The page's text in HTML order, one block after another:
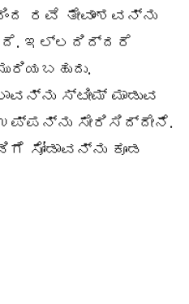
ರವೆ ತೇವಾಂಶವನ್ನು
ಇಲ್ಲದಿದ್ದರೆ
ಸ್ಟೀಮ್ ಮಾಡುವ
ಸೇರಿಸಿದ್ದೇನೆ.
ಸೋಡಾವನ್ನು ಕೂಡ